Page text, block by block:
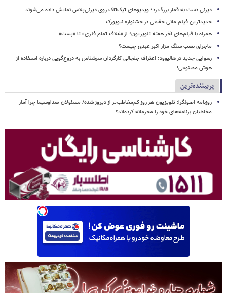
دیزنی دست به قمار بزرگ زد؛ ویدیوهای تیک‌تاک روی دیزنی‌پلاس نمایش داده می‌شوند
جدیدترین فیلم مانی حقیقی در جشنواره نیویورک
همراه با فیلم‌های آخر هفته تلویزیون؛ از «غلاف تمام فلزی» تا «پست»
ماجرای نصب سنگ مزار اکبر عبدی چیست؟
رسوایی جدید در هالیوود؛ اعتراف جنجالی کارگردان سرشناس به دروغ‌گویی درباره استفاده از
هوش مصنوعی!
پربیننده‌ترین
روزنامه اصولگرا: تلویزیون هر روز کم‌مخاطب‌تر از دیروز شده/ مسئولان صداوسیما چرا آمار
مخاطبان برنامه‌های خود را محرمانه کرده‌اند؟